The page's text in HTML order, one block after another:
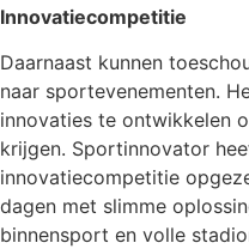
Innovatiecompetitie
Daarnaast kunnen
naar sportevenementen.
innovaties te ontwikkelen
krijgen. Sportinnovator
innovatiecompetitie
dagen met slimme
binnensport en volle